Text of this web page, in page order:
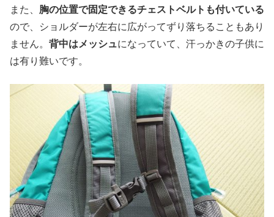
また、 胸の位置で固定できるチェストベルトも付いている
ので、ショルダーが左右に広がってずり落ちることもあり
ません。 背中はメッシュになっていて、汗っかきの子供に
は有り難いです。